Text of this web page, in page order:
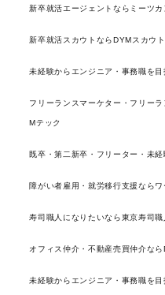
新卒就活エージェントならミーツカ
新卒就活スカウトならDYMスカウト
未経験からエンジニア・事務職を
フリーランスマーケター・フリー
Mテック
既卒・第二新卒・フリーター・未
障がい者雇用・就労移行支援なら
寿司職人になりたいなら東京寿司
オフィス仲介・不動産売買仲介な
未経験からエンジニア・事務職を